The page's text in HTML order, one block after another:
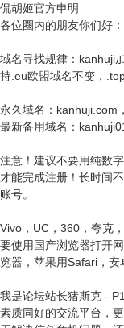
侃胡姬官方申明
各位圈内的朋友你们好：
域名寻找规律：kanhuji
持.eu欧盟域名不变，
永久域名：kanhuji.com
最新备用域名：
注意！建议不要用纯数
才能完成注册！长时间
账号。
Vivo，UC，360，夸克
要使用国产浏览器打开
览器，苹果用Safari，安
我是论坛站长猪斯克 -
素质同好的交流平台，